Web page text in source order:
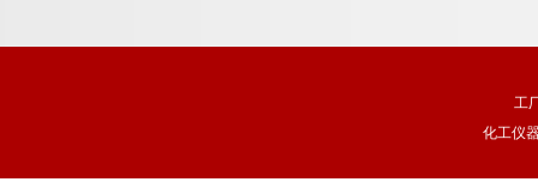
工
化工仪